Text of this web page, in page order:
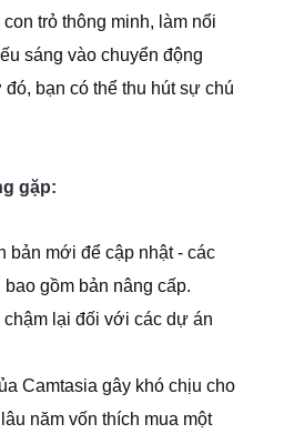
trỏ thông minh, làm nổi
sáng vào chuyển động
bạn có thể thu hút sự chú
gặp:
bản mới để cập nhật - các
gồm bản nâng cấp.
chậm lại đối với các dự án
Camtasia gây khó chịu cho
năm vốn thích mua một